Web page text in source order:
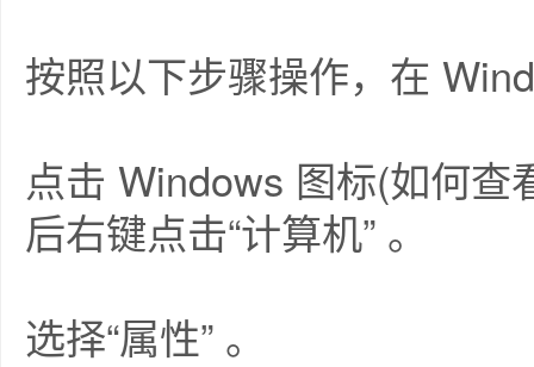
按照以下步骤操作，在
点击 Windows 图标(如何
后右键点击“计算机” 。
选择“属性” 。